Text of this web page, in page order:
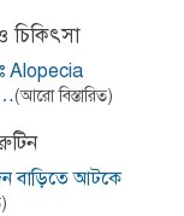
চিকিৎসা
Alopecia
(আরো বিস্তারিত)
বাড়িতে আটকে